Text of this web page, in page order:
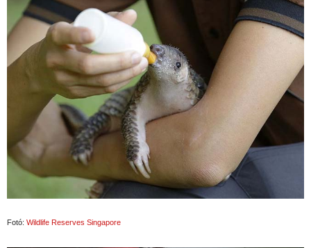
Fotó: Wildlife Reserves Singapore